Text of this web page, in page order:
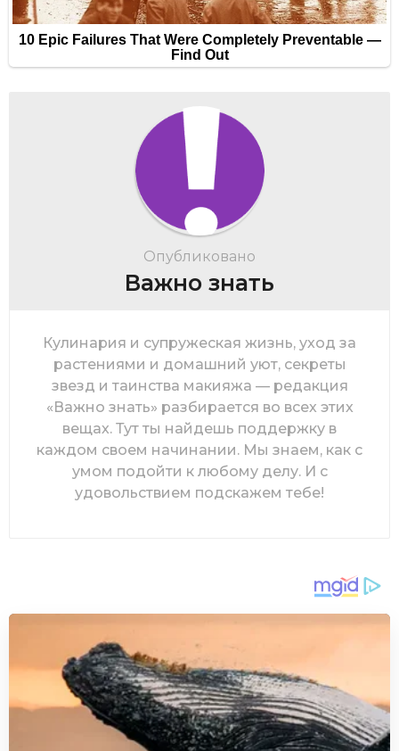
Опубликовано
Важно знать
Кулинария и супружеская жизнь, уход за
растениями и домашний уют, секреты
звезд и таинства макияжа — редакция
«Важно знать» разбирается во всех этих
вещах. Тут ты найдешь поддержку в
каждом своем начинании. Мы знаем, как с
умом подойти к любому делу. И с
удовольствием подскажем тебе!